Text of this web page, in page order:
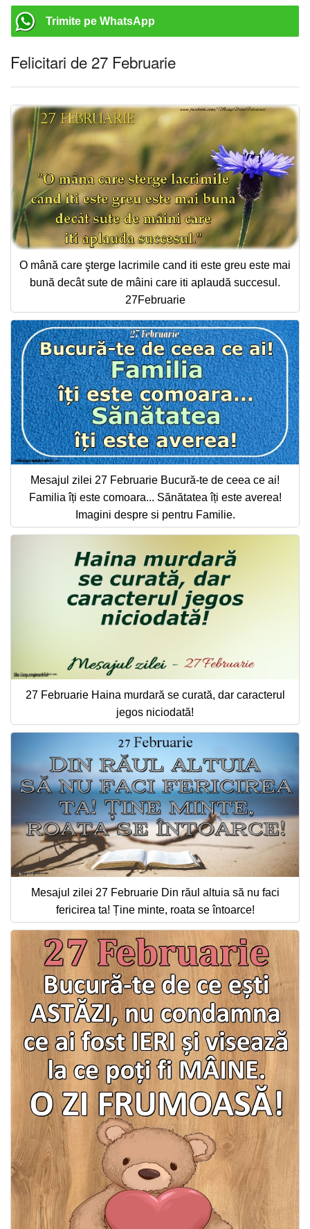
Trimite pe WhatsApp
Felicitari de 27 Februarie
O mână care şterge lacrimile cand iti este greu este mai
bună decât sute de mâini care iti aplaudă succesul.
27Februarie
Mesajul zilei 27 Februarie Bucură-te de ceea ce ai!
Familia îți este comoara... Sănătatea îți este averea!
Imagini despre si pentru Familie.
27 Februarie Haina murdară se curată, dar caracterul
jegos niciodată!
Mesajul zilei 27 Februarie Din răul altuia să nu faci
fericirea ta! Ține minte, roata se întoarce!